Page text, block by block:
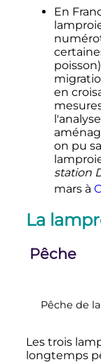
En
en
on pu
station
marsà
La
Pêche
Pêche de
Les trois
longtemps